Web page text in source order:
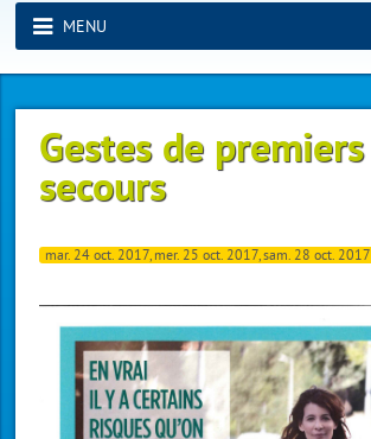
MENU
Gestes de premiers
secours
mar. 24 oct. 2017, mer. 25 oct. 2017, sam. 28 oct. 2017